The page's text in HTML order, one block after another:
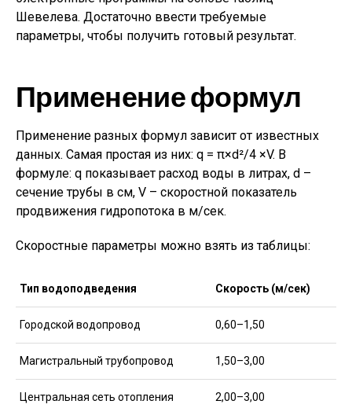
Шевелева. Достаточно ввести требуемые
параметры, чтобы получить готовый результат.
Применение формул
Применение разных формул зависит от известных
данных. Самая простая из них: q = π×d²/4 ×V. В
формуле: q показывает расход воды в литрах, d –
сечение трубы в см, V – скоростной показатель
продвижения гидропотока в м/сек.
Скоростные параметры можно взять из таблицы:
Тип водоподведения Скорость (м/сек)
Городской водопровод 0,60–1,50
Магистральный трубопровод 1,50–3,00
Центральная сеть отопления 2,00–3,00